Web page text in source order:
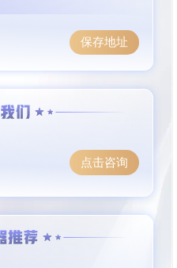
保存地址
点击咨询